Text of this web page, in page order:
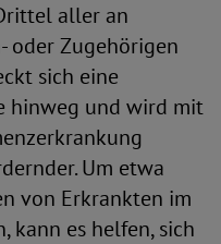
aller an
oder Zugehörigen
sich eine
hinweg und wird mit
Um etwa
von Erkrankten im
kann es helfen, sich